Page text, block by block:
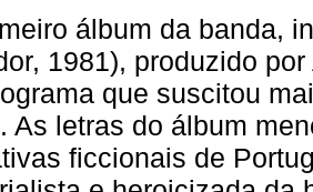
álbum da banda,
1981), produzido
que suscitou
As letras do álbum
ficcionais de